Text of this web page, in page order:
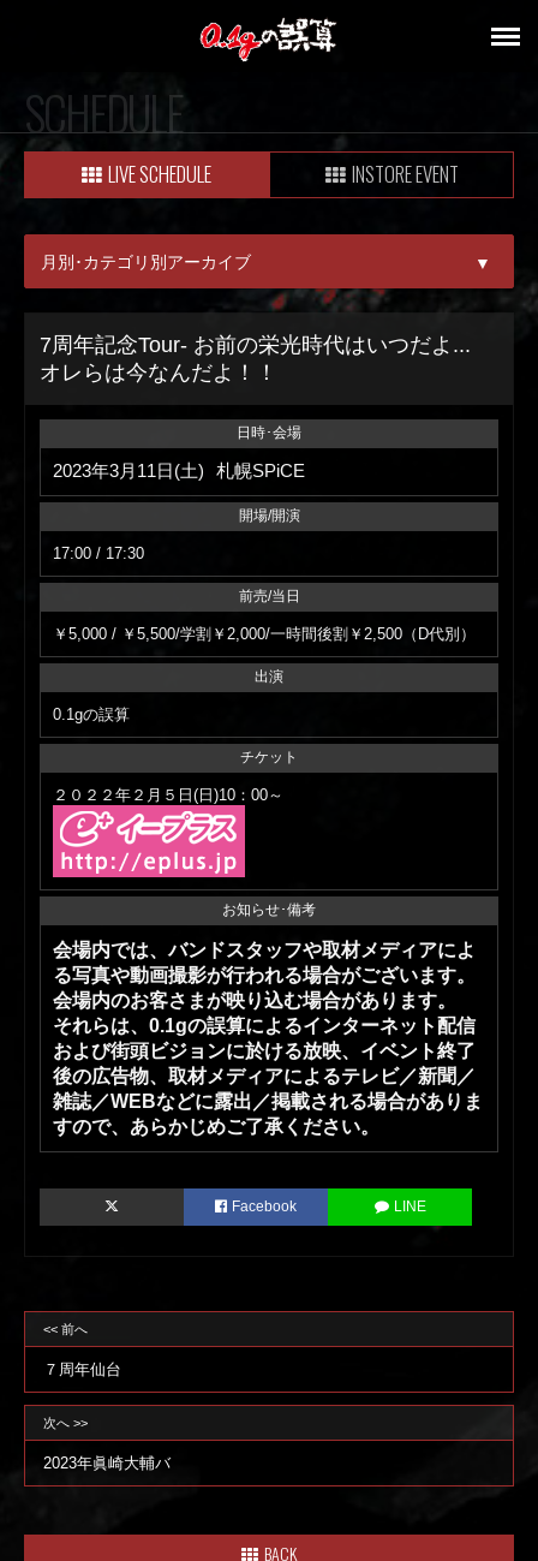
SCHEDULE
LIVE SCHEDULE INSTORE EVENT
月別･カテゴリ別アーカイブ ▼
ALL
08月
09月
7周年記念Tour- お前の栄光時代はいつだよ...
オレらは今なんだよ！！
日時･会場
2023年3月11日(土) 札幌SPiCE
開場/開演
17:00 / 17:30
前売/当日
￥5,000 / ￥5,500/学割￥2,000/一時間後割￥2,500（D代別）
出演
0.1gの誤算
チケット
２０２２年２月５日(日)10：00～
お知らせ･備考
会場内では、バンドスタッフや取材メディアによ
る写真や動画撮影が行われる場合がございます。
会場内のお客さまが映り込む場合があります。
それらは、0.1gの誤算によるインターネット配信
および街頭ビジョンに於ける放映、イベント終了
後の広告物、取材メディアによるテレビ／新聞／
雑誌／WEBなどに露出／掲載される場合がありま
すので、あらかじめご了承ください。
Facebook LINE
<< 前へ
７周年仙台
次へ >>
2023年眞崎大輔バ
BACK